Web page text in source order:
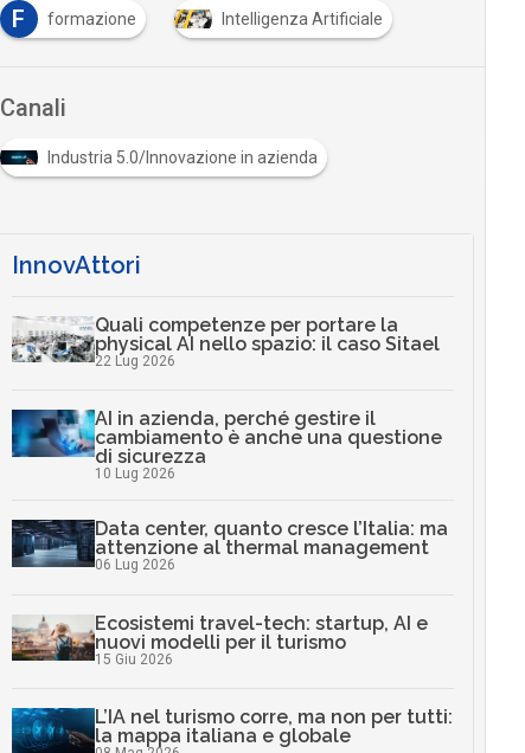
F
formazione Intelligenza Artificiale
Canali
Industria 5.0/Innovazione in azienda
InnovAttori
Quali competenze per portare la
physical AI nello spazio: il caso Sitael
22 Lug 2026
AI in azienda, perché gestire il
cambiamento è anche una questione
di sicurezza
10 Lug 2026
Data center, quanto cresce l’Italia: ma
attenzione al thermal management
06 Lug 2026
Ecosistemi travel-tech: startup, AI e
nuovi modelli per il turismo
15 Giu 2026
L’IA nel turismo corre, ma non per tutti:
la mappa italiana e globale